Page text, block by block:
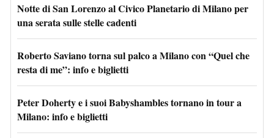
Notte di San Lorenzo al Civico Planetario di Milano per
una serata sulle stelle cadenti
Roberto Saviano torna sul palco a Milano con “Quel che
resta di me”: info e biglietti
Peter Doherty e i suoi Babyshambles tornano in tour a
Milano: info e biglietti